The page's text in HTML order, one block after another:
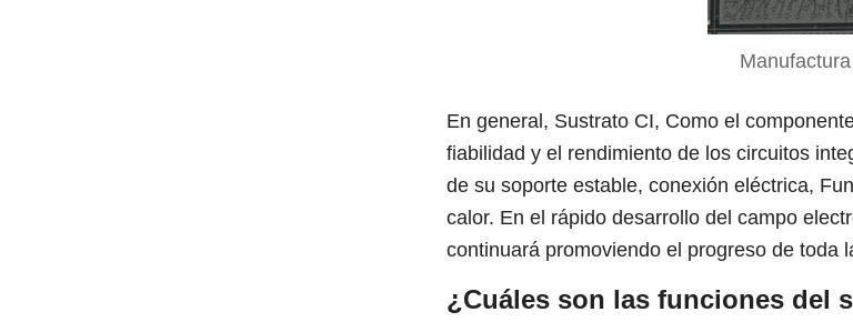
En general, Sustrato CI, Como el
fiabilidad y el rendimiento de los circuitos
de su soporte estable, conexión eléctrica,
calor. En el rápido desarrollo del campo
continuará promoviendo el progreso de toda
¿Cuáles son las funciones del